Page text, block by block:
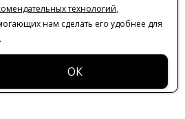
Оферта
конфиденциальности
2026 | VERESK studio
технологий,
нам сделать его удобнее для